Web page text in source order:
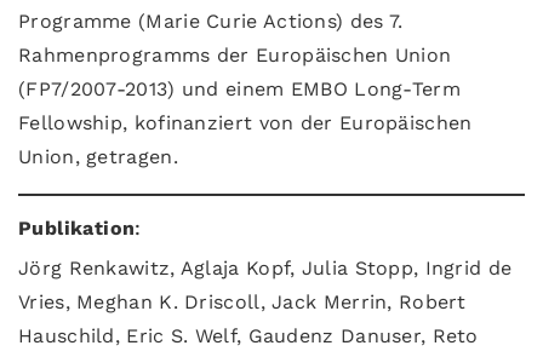
Programme (Marie Curie Actions) des 7.
Rahmenprogramms der Europäischen Union
(FP7/2007-2013) und einem EMBO Long-Term
Fellowship, kofinanziert von der Europäischen
Union, getragen.
Publikation:
Jörg Renkawitz, Aglaja Kopf, Julia Stopp, Ingrid de
Vries, Meghan K. Driscoll, Jack Merrin, Robert
Hauschild, Eric S. Welf, Gaudenz Danuser, Reto